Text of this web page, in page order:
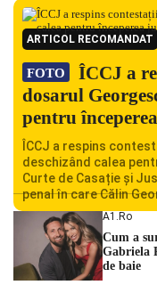
ARTICOL RECOMANDAT
FOTO
ÎCCJ a
dosarul
pentru
ÎCCJ a respins
deschizând calea
Curte de Casație și
penal în care Călin
persoane sunt
ordinii
judecătorii de la
A1.ro
Cum a
Gabriela
de baie